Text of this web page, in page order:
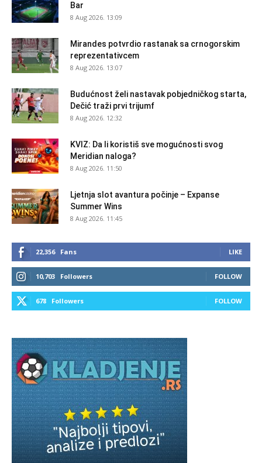
Bar
8 Aug 2026. 13:09
Mirandes potvrdio rastanak sa crnogorskim
reprezentativcem
8 Aug 2026. 13:07
Budućnost želi nastavak pobjedničkog starta,
Dečić traži prvi trijumf
8 Aug 2026. 12:32
KVIZ: Da li koristiš sve mogućnosti svog
Meridian naloga?
8 Aug 2026. 11:50
Ljetnja slot avantura počinje – Expanse
Summer Wins
8 Aug 2026. 11:45
22,356 Fans LIKE
10,703 Followers FOLLOW
678 Followers FOLLOW